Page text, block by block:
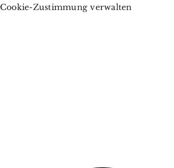
Cookie-Zustimmung verwalten